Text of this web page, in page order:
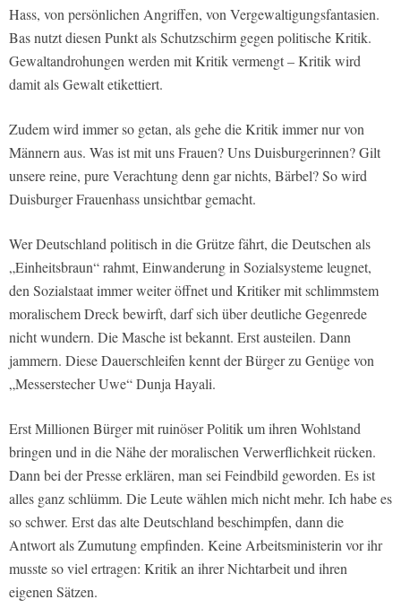
Hass, von persönlichen Angriffen, von Vergewaltigungsfantasien.
Bas nutzt diesen Punkt als Schutzschirm gegen politische Kritik.
Gewaltandrohungen werden mit Kritik vermengt – Kritik wird
damit als Gewalt etikettiert.
Zudem wird immer so getan, als gehe die Kritik immer nur von
Männern aus. Was ist mit uns Frauen? Uns Duisburgerinnen? Gilt
unsere reine, pure Verachtung denn gar nichts, Bärbel? So wird
Duisburger Frauenhass unsichtbar gemacht.
Wer Deutschland politisch in die Grütze fährt, die Deutschen als
„Einheitsbraun“ rahmt, Einwanderung in Sozialsysteme leugnet,
den Sozialstaat immer weiter öffnet und Kritiker mit schlimmstem
moralischem Dreck bewirft, darf sich über deutliche Gegenrede
nicht wundern. Die Masche ist bekannt. Erst austeilen. Dann
jammern. Diese Dauerschleifen kennt der Bürger zu Genüge von
„Messerstecher Uwe“ Dunja Hayali.
Erst Millionen Bürger mit ruinöser Politik um ihren Wohlstand
bringen und in die Nähe der moralischen Verwerflichkeit rücken.
Dann bei der Presse erklären, man sei Feindbild geworden. Es ist
alles ganz schlümm. Die Leute wählen mich nicht mehr. Ich habe es
so schwer. Erst das alte Deutschland beschimpfen, dann die
Antwort als Zumutung empfinden. Keine Arbeitsministerin vor ihr
musste so viel ertragen: Kritik an ihrer Nichtarbeit und ihren
eigenen Sätzen.